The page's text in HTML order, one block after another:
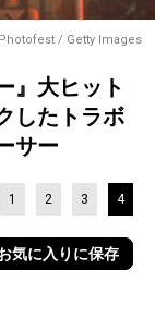
/ Getty Images
』大ヒット
したトラボ
サー
1 2 3 4
気に入りに保存